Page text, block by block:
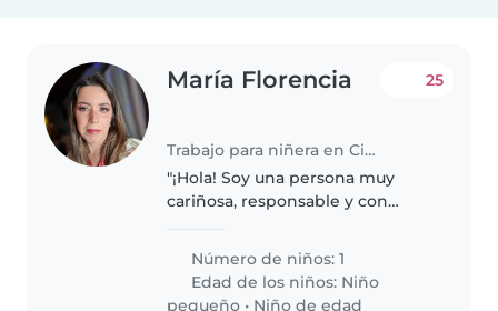
María Florencia
Trabajo para niñera en Ciudad de Santa Rosa
25
"¡Hola! Soy una persona muy
cariñosa, responsable y con
encantan los niños. Tengo
experiencia cuidando chicos de
distintas edades, me gusta jugar
Número de niños: 1
Edad de los niños: Niño
pequeño • Niño de edad